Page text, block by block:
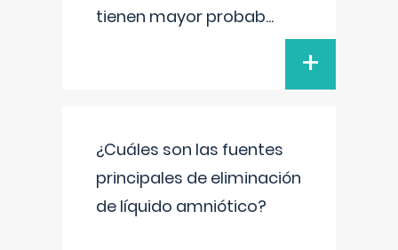
tienen mayor probab...
+
¿Cuáles son las fuentes
principales de eliminación
de líquido amniótico?